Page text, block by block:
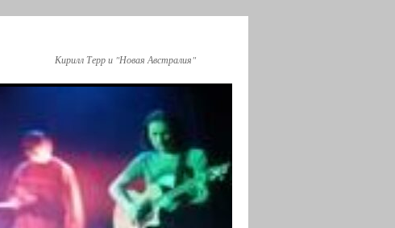
Кирилл Терр и "Новая Австралия"